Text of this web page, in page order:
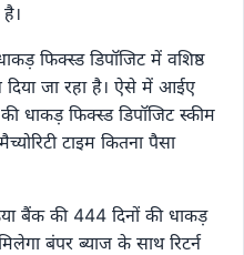
फिक्स्ड डिपॉजिट में वशिष्ठ
दिया जा रहा है। ऐसे में आईए
धाकड़ फिक्स्ड डिपॉजिट स्कीम
टाइम कितना पैसा
बैंक की 444 दिनों की धाकड़
बंपर ब्याज के साथ रिटर्न